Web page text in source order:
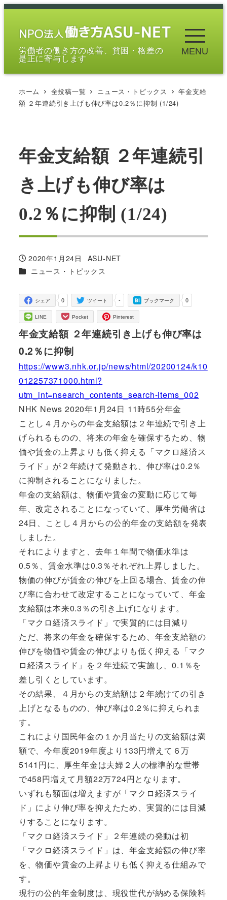
メ
労働者の働き方の改善、貧困・格差の
是正に寄与します
MENU
ホーム 全投稿一覧 ニュース・トピックス
年金支給
額 ２年連続引き上げも伸び率は0.2％に抑制 (1/24)
年金支給額 ２年連続引
き上げも伸び率は
0.2％に抑制 (1/24)
投稿日
2020年1月24日
著
者
ASU-NET
カテゴリー
ニュース・トピックス
0
シェア -
ツイート 0
ブックマーク
LINE Pocket Pinterest
年金支給額 ２年連続引き上げも伸び率は
0.2％に抑制
https://www3.nhk.or.jp/news/html/20200124/k10
012257371000.html?
utm_int=nsearch_contents_search-items_002
NHK News 2020年1月24日 11時55分年金
ことし４月からの年金支給額は２年連続で引き上
げられるものの、将来の年金を確保するため、物
価や賃金の上昇よりも低く抑える「マクロ経済ス
ライド」が２年続けて発動され、伸び率は0.2％
に抑制されることになりました。
年金の支給額は、物価や賃金の変動に応じて毎
年、改定されることになっていて、厚生労働省は
24日、ことし４月からの公的年金の支給額を発表
しました。
それによりますと、去年１年間で物価水準は
0.5％、賃金水準は0.3％それぞれ上昇しました。
物価の伸びが賃金の伸びを上回る場合、賃金の伸
び率に合わせて改定することになっていて、年金
支給額は本来0.3％の引き上げになります。
「マクロ経済スライド」で実質的には目減り
ただ、将来の年金を確保するため、年金支給額の
伸びを物価や賃金の伸びよりも低く抑える「マク
ロ経済スライド」を２年連続で実施し、0.1％を
差し引くとしています。
その結果、４月からの支給額は２年続けての引き
上げとなるものの、伸び率は0.2％に抑えられま
す。
これにより国民年金の１か月当たりの支給額は満
額で、今年度2019年度より133円増えて６万
5141円に、厚生年金は夫婦２人の標準的な世帯
で458円増えて月額22万724円となります。
いずれも額面は増えますが「マクロ経済スライ
ド」により伸び率を抑えたため、実質的には目減
りすることになります。
「マクロ経済スライド」２年連続の発動は初
「マクロ経済スライド」は、年金支給額の伸び率
を、物価や賃金の上昇よりも低く抑える仕組みで
す。
現行の公的年金制度は、現役世代が納める保険料